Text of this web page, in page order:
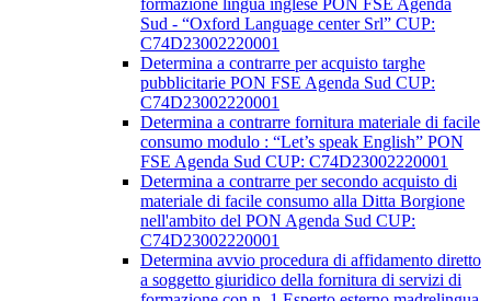
formazione lingua inglese PON FSE Agenda
Sud - “Oxford Language center Srl” CUP:
C74D23002220001
Determina a contrarre per acquisto targhe
pubblicitarie PON FSE Agenda Sud CUP:
C74D23002220001
Determina a contrarre fornitura materiale di facile
consumo modulo : “Let’s speak English” PON
FSE Agenda Sud CUP: C74D23002220001
Determina a contrarre per secondo acquisto di
materiale di facile consumo alla Ditta Borgione
nell'ambito del PON Agenda Sud CUP:
C74D23002220001
Determina avvio procedura di affidamento diretto
a soggetto giuridico della fornitura di servizi di